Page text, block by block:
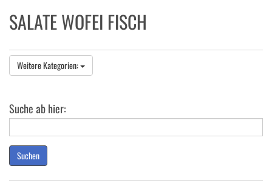
SALATE WOFEI FISCH
Weitere Kategorien:
Suche ab hier:
Suchen